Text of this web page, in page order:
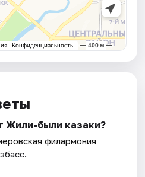
Жили-были казаки?
филармония